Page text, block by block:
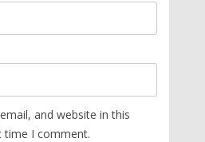
and website in this
time I comment.